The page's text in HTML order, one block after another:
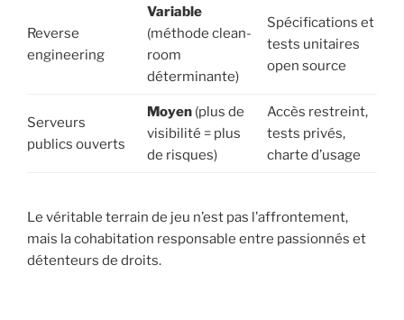
Reverse
engineering
Variable
(méthode clean-
room
déterminante)
Spécifications et
tests unitaires
open source
Serveurs
publics ouverts
Moyen(plus de
visibilité = plus
de risques)
Accès restreint,
tests privés,
charte d’usage
Le véritable terrain de jeu n’est pas l’affrontement,
mais la cohabitation responsable entre passionnés et
détenteurs de droits.